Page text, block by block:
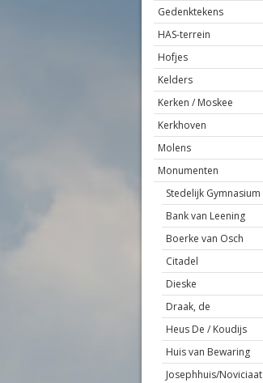
Gedenktekens
HAS-terrein
Hofjes
Kelders
Kerken / Moskee
Kerkhoven
Molens
Monumenten
Stedelijk Gymnasium
Bank van Leening
Boerke van Osch
Citadel
Dieske
Draak, de
Heus De / Koudijs
Huis van Bewaring
Josephhuis/Noviciaat